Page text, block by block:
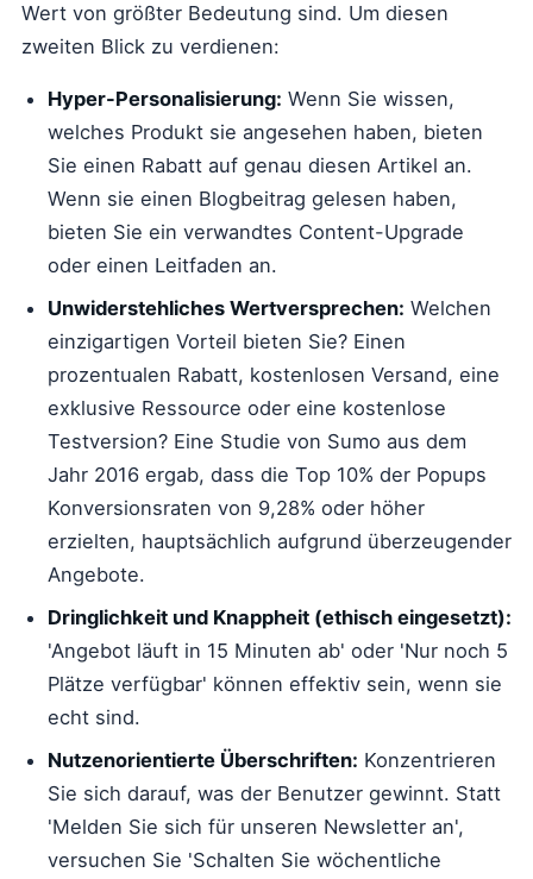
Wert von größter Bedeutung sind. Um diesen
zweiten Blick zu verdienen:
Hyper-Personalisierung: Wenn Sie wissen,
welches Produkt sie angesehen haben, bieten
Sie einen Rabatt auf genau diesen Artikel an.
Wenn sie einen Blogbeitrag gelesen haben,
bieten Sie ein verwandtes Content-Upgrade
oder einen Leitfaden an.
Unwiderstehliches Wertversprechen: Welchen
einzigartigen Vorteil bieten Sie? Einen
prozentualen Rabatt, kostenlosen Versand, eine
exklusive Ressource oder eine kostenlose
Testversion? Eine Studie von Sumo aus dem
Jahr 2016 ergab, dass die Top 10% der Popups
Konversionsraten von 9,28% oder höher
erzielten, hauptsächlich aufgrund überzeugender
Angebote.
Dringlichkeit und Knappheit (ethisch eingesetzt):
'Angebot läuft in 15 Minuten ab' oder 'Nur noch 5
Plätze verfügbar' können effektiv sein, wenn sie
echt sind.
Nutzenorientierte Überschriften: Konzentrieren
Sie sich darauf, was der Benutzer gewinnt. Statt
'Melden Sie sich für unseren Newsletter an',
versuchen Sie 'Schalten Sie wöchentliche